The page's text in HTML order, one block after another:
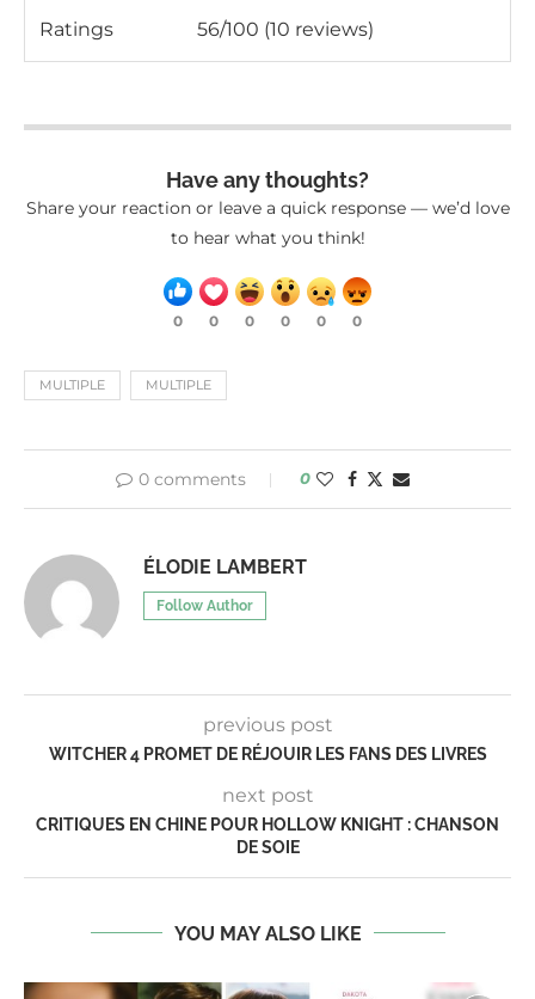
Ratings 56/100 (10 reviews)
Have any thoughts?
Share your reaction or leave a quick response — we’d love
to hear what you think!
0 0 0 0 0 0
MULTIPLE MULTIPLE
0 comments 0
ÉLODIE LAMBERT
Follow Author
previous post
WITCHER 4 PROMET DE RÉJOUIR LES FANS DES LIVRES
next post
CRITIQUES EN CHINE POUR HOLLOW KNIGHT : CHANSON
DE SOIE
YOU MAY ALSO LIKE